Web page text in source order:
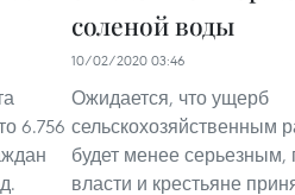
6.756
соленой воды
10/02/2020 03:46
Ожидается, что ущерб
сельскохозяйственным
будет менее серьезным,
власти и крестьяне